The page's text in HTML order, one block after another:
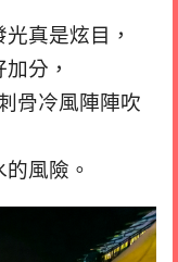
真是炫目，
分，
骨冷風陣陣吹
風險。